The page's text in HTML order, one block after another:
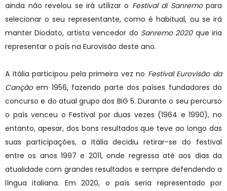
ainda não revelou se irá utilizar o Festival di Sanremopara
selecionar o seu representante, como é habitual, ou se irá
manter Diodato, artista vencedor do Sanremo 2020que iria
representar o país na Eurovisão deste ano.
A Itália participou pela primeira vez no Festival Eurovisão da
Cançãoem 1956, fazendo parte dos países fundadores do
concurso e do atual grupo dos BIG 5. Durante o seu percurso
o país venceu o Festival por duas vezes (1964 e 1990), no
entanto, apesar, dos bons resultados que teve ao longo das
suas participações, a Itália decidiu retirar-se do festival
entre os anos 1997 e 2011, onde regressa até aos dias da
atualidade com grandes resultados e sempre defendendo a
língua italiana. Em 2020, o país seria representado por